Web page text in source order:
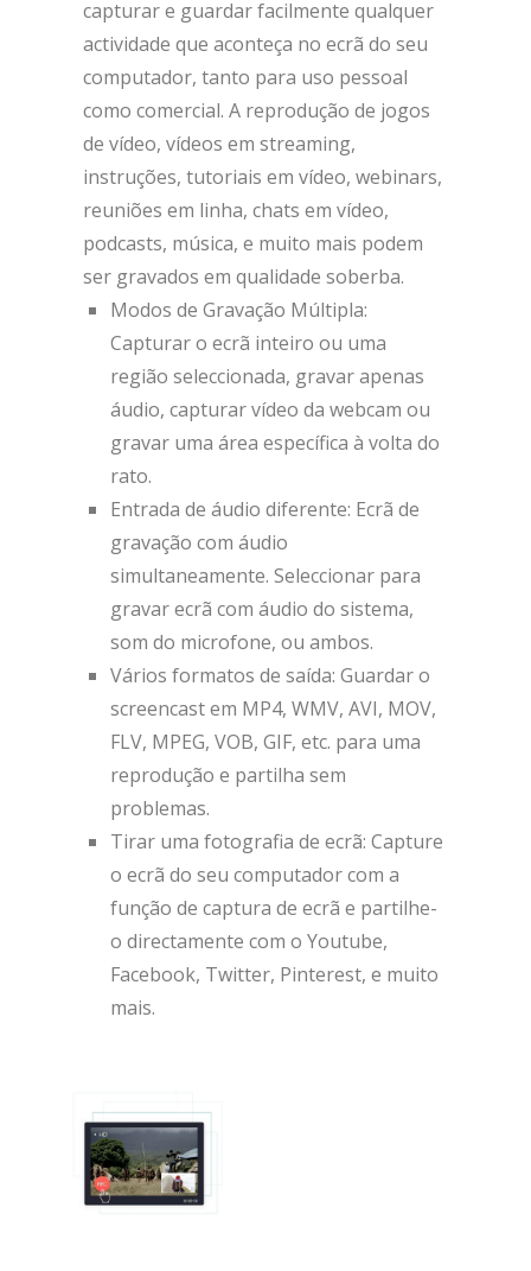
capturar e guardar facilmente qualquer
actividade que aconteça no ecrã do seu
computador, tanto para uso pessoal
como comercial. A reprodução de jogos
de vídeo, vídeos em streaming,
instruções, tutoriais em vídeo, webinars,
reuniões em linha, chats em vídeo,
podcasts, música, e muito mais podem
ser gravados em qualidade soberba.
Modos de Gravação Múltipla:
Capturar o ecrã inteiro ou uma
região seleccionada, gravar apenas
áudio, capturar vídeo da webcam ou
gravar uma área específica à volta do
rato.
Entrada de áudio diferente: Ecrã de
gravação com áudio
simultaneamente. Seleccionar para
gravar ecrã com áudio do sistema,
som do microfone, ou ambos.
Vários formatos de saída: Guardar o
screencast em MP4, WMV, AVI, MOV,
FLV, MPEG, VOB, GIF, etc. para uma
reprodução e partilha sem
problemas.
Tirar uma fotografia de ecrã: Capture
o ecrã do seu computador com a
função de captura de ecrã e partilhe-
o directamente com o Youtube,
Facebook, Twitter, Pinterest, e muito
mais.